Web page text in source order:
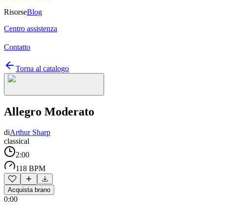
RisorseBlog
Centro assistenza
Contatto
Torna al catalogo
Allegro Moderato
diArthur Sharp
classical
2:00
118 BPM
Acquista brano
0:00